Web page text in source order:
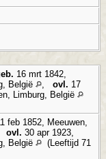
16 mrt 1842,
België
ovl. 17
Limburg, België
feb 1852, Meeuwen,
ovl. 30 apr 1923,
België
(Leeftijd 71